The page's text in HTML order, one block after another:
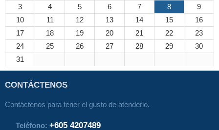
3
4 5 6 7 8
9
10
11 12 13 14 15
16
17
18 19 20 21 22
23
24
25 26 27 28 29
30
31
CONTÁCTENOS
Contáctenos para tener el gusto de atenderlo.
Teléfono: +605 4207489